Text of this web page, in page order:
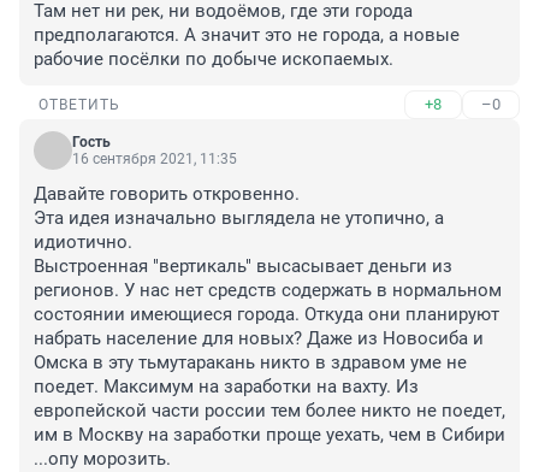
Там нет ни рек, ни водоёмов, где эти города
предполагаются. А значит это не города, а новые
рабочие посёлки по добыче ископаемых.
ОТВЕТИТЬ +8 –0
Гость
16 сентября 2021, 11:35
Давайте говорить откровенно.
Эта идея изначально выглядела не утопично, а
идиотично.
Выстроенная "вертикаль" высасывает деньги из
регионов. У нас нет средств содержать в нормальном
состоянии имеющиеся города. Откуда они планируют
набрать население для новых? Даже из Новосиба и
Омска в эту тьмутаракань никто в здравом уме не
поедет. Максимум на заработки на вахту. Из
европейской части россии тем более никто не поедет,
им в Москву на заработки проще уехать, чем в Сибири
...опу морозить.